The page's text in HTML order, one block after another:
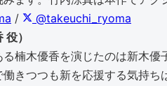
/
@takeuchi_ryoma
）
楠木優香を演じたのは新木
きつつも新を応援する気持